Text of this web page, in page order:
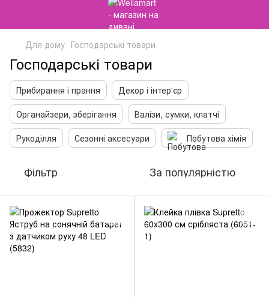
Для дому Господарські товари
Господарські товари
Прибирання і прання
Декор і інтер'єр
Органайзери, зберігання
Валізи, сумки, клатчі
Рукоділля
Сезонні аксесуари Побутова хімія
Фільтр За популярністю